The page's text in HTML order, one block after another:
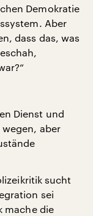
Demokratie
Aber
dass das, was
Dienst und
aber
sucht
sei
mache die